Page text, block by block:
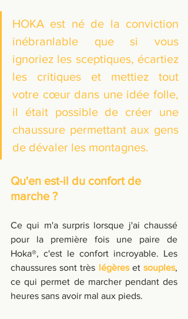
HOKA est né de la conviction
inébranlable que si vous
ignoriez les sceptiques, écartiez
les critiques et mettiez tout
votre cœur dans une idée folle,
il était possible de créer une
chaussure permettant aux gens
de dévaler les montagnes.
Qu'en est-il du confort de
marche ?
Ce qui m'a surpris lorsque j'ai chaussé
pour la première fois une paire de
Hoka®, c'est le confort incroyable. Les
chaussures sont très légères et souples,
ce qui permet de marcher pendant des
heures sans avoir mal aux pieds.